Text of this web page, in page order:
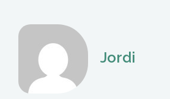
Jordi